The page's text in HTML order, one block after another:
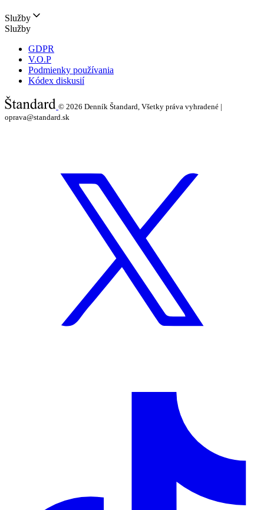
Služby
Služby
GDPR
V.O.P
Podmienky používania
Kódex diskusií
© 2026 Denník Štandard, Všetky práva vyhradené |
oprava@standard.sk